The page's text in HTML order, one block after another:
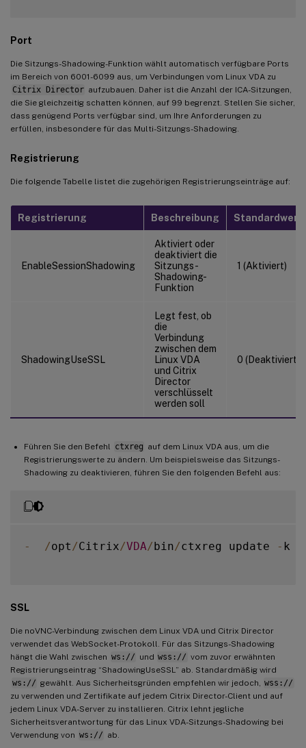
Port
Die Sitzungs-Shadowing-Funktion wählt automatisch verfügbare Ports
im Bereich von 6001-6099 aus, um Verbindungen vom Linux VDA zu
Citrix Director aufzubauen. Daher ist die Anzahl der ICA-Sitzungen,
die Sie gleichzeitig schatten können, auf 99 begrenzt. Stellen Sie sicher,
dass genügend Ports verfügbar sind, um Ihre Anforderungen zu
erfüllen, insbesondere für das Multi-Sitzungs-Shadowing.
Registrierung
Die folgende Tabelle listet die zugehörigen Registrierungseinträge auf:
Registrierung Beschreibung Standardwert
EnableSessionShadowing
Aktiviert oder
deaktiviert die
Sitzungs-
Shadowing-
Funktion
1 (Aktiviert)
ShadowingUseSSL
Legt fest, ob
die
Verbindung
zwischen dem
Linux VDA
und Citrix
Director
verschlüsselt
werden soll
0 (Deaktiviert)
Führen Sie den Befehl ctxreg auf dem Linux VDA aus, um die
Registrierungswerte zu ändern. Um beispielsweise das Sitzungs-
Shadowing zu deaktivieren, führen Sie den folgenden Befehl aus:
- /opt /Citrix/VDA/bin/ctxreg update - k
SSL
Die noVNC-Verbindung zwischen dem Linux VDA und Citrix Director
verwendet das WebSocket-Protokoll. Für das Sitzungs-Shadowing
hängt die Wahl zwischen ws:// und wss:// vom zuvor erwähnten
Registrierungseintrag “ShadowingUseSSL” ab. Standardmäßig wird
ws:// gewählt. Aus Sicherheitsgründen empfehlen wir jedoch,
wss://
zu verwenden und Zertifikate auf jedem Citrix Director-Client und auf
jedem Linux VDA-Server zu installieren. Citrix lehnt jegliche
Sicherheitsverantwortung für das Linux VDA-Sitzungs-Shadowing bei
Verwendung von ws:// ab.